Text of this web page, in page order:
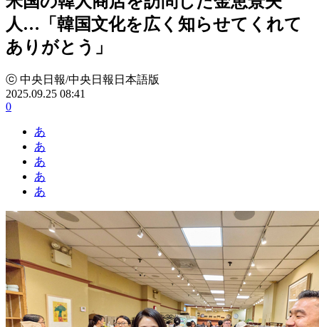
人…「韓国文化を広く知らせてくれて
ありがとう」
ⓒ 中央日報/中央日報日本語版
2025.09.25 08:41
0
あ
あ
あ
あ
あ